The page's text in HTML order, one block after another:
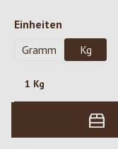
Einheiten
Gramm
Kg